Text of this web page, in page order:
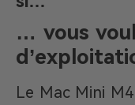
… vous
Le Mac Mini